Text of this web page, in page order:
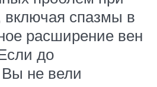
включая спазмы в
расширение вен
до
не вели